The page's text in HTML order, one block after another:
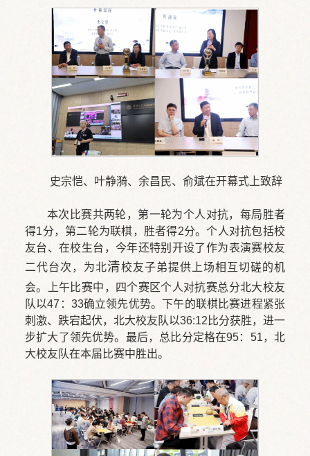
史宗恺、叶静漪、余昌民、俞斌在开幕式上致辞
本次比赛共两轮，第一轮为个人对抗，每局胜者
得1分，第二轮为联棋，胜者得2分。个人对抗包括校
友台、在校生台，今年还特别开设了作为表演赛校友
二代台次，为北清校友子弟提供上场相互切磋的机
会。上午比赛中，四个赛区个人对抗赛总分北大校友
队以47：33确立领先优势。下午的联棋比赛进程紧张
刺激、跌宕起伏，北大校友队以36:12比分获胜，进一
步扩大了领先优势。最后，总比分定格在95：51，北
大校友队在本届比赛中胜出。